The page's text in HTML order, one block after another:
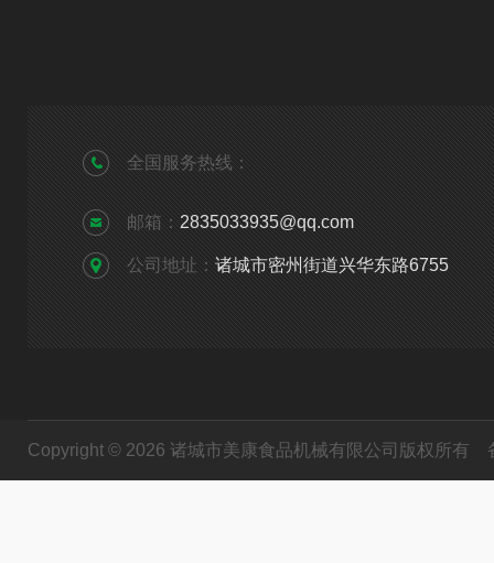
全国服务热线：
邮箱： 2835033935@qq.com
公司地址： 诸城市密州街道兴华东路6755
Copyright © 2026 诸城市美康食品机械有限公司版权所有